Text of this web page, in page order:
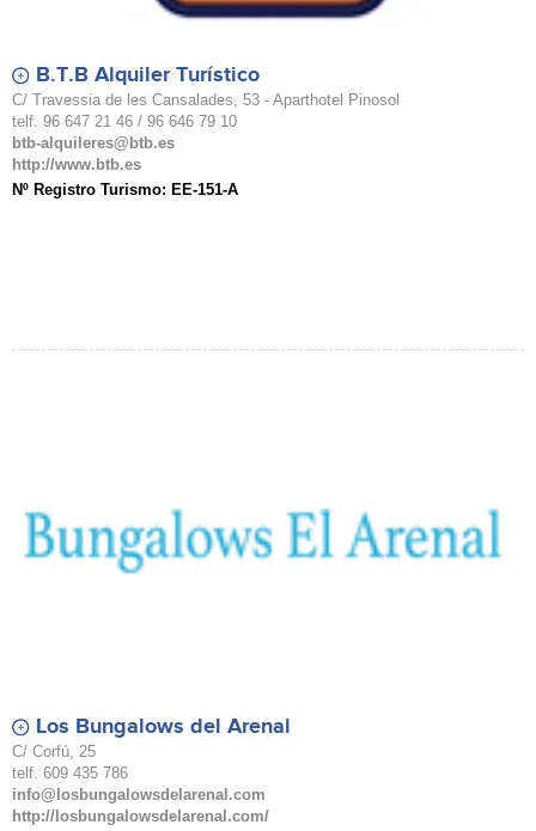
B.T.B Alquiler Turístico
C/ Travessia de les Cansalades, 53 - Aparthotel Pinosol
telf. 96 647 21 46 / 96 646 79 10
btb-alquileres@btb.es
http://www.btb.es
Nº Registro Turismo: EE-151-A
Los Bungalows del Arenal
C/ Corfú, 25
telf. 609 435 786
info@losbungalowsdelarenal.com
http://losbungalowsdelarenal.com/